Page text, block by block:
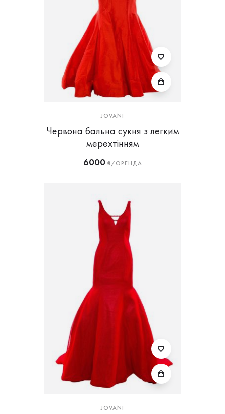
JOVANI
Червона бальна сукня з легким
мерехтінням
6000₴/ОРЕНДА
JOVANI